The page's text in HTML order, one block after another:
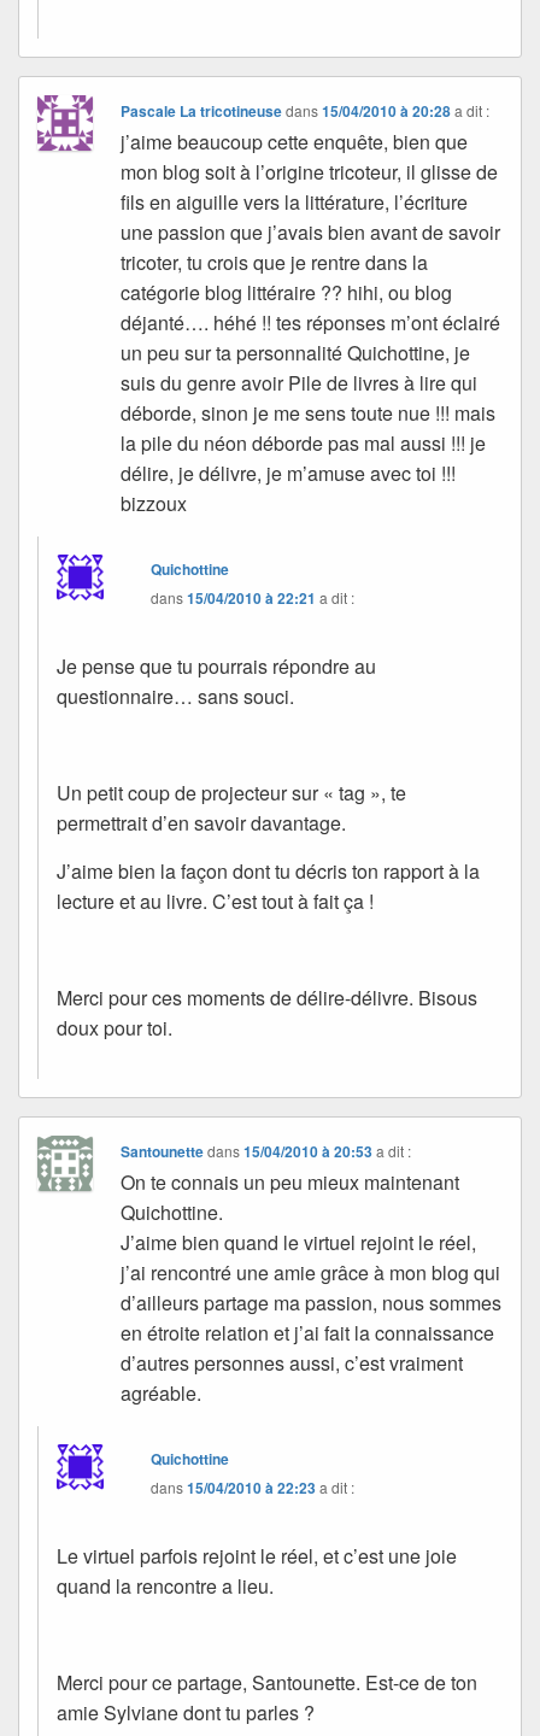
Pascale La tricotineusedans15/04/2010 à 20:28 a dit :
j’aime beaucoup cette enquête, bien que
mon blog soit à l’origine tricoteur, il glisse de
fils en aiguille vers la littérature, l’écriture
une passion que j’avais bien avant de savoir
tricoter, tu crois que je rentre dans la
catégorie blog littéraire ?? hihi, ou blog
déjanté…. héhé !! tes réponses m’ont éclairé
un peu sur ta personnalité Quichottine, je
suis du genre avoir Pile de livres à lire qui
déborde, sinon je me sens toute nue !!! mais
la pile du néon déborde pas mal aussi !!! je
délire, je délivre, je m’amuse avec toi !!!
bizzoux
Quichottine
dans15/04/2010 à 22:21 a dit :
Je pense que tu pourrais répondre au
questionnaire… sans souci.
Un petit coup de projecteur sur « tag », te
permettrait d’en savoir davantage.
J’aime bien la façon dont tu décris ton rapport à la
lecture et au livre. C’est tout à fait ça !
Merci pour ces moments de délire-délivre. Bisous
doux pour toi.
Santounettedans15/04/2010 à 20:53 a dit :
On te connais un peu mieux maintenant
Quichottine.
J’aime bien quand le virtuel rejoint le réel,
j’ai rencontré une amie grâce à mon blog qui
d’ailleurs partage ma passion, nous sommes
en étroite relation et j’ai fait la connaissance
d’autres personnes aussi, c’est vraiment
agréable.
Quichottine
dans15/04/2010 à 22:23a dit :
Le virtuel parfois rejoint le réel, et c’est une joie
quand la rencontre a lieu.
Merci pour ce partage, Santounette. Est-ce de ton
amie Sylviane dont tu parles ?